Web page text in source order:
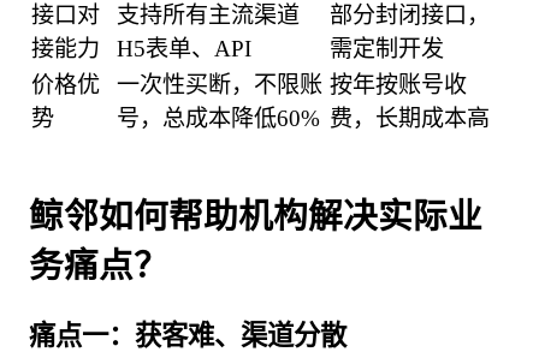
接口对
接能力
支持所有主流渠道
H5表单、API
部分封闭接口，
需定制开发
价格优
势
一次性买断，不限账
号，总成本降低60%
按年按账号收
费，长期成本高
鲸邻如何帮助机构解决实际业
务痛点？
痛点一：获客难、渠道分散